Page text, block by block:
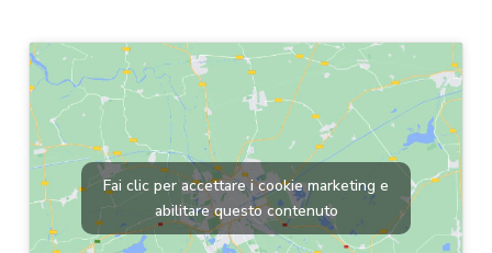
Fai clic per accettare i cookie marketing e
abilitare questo contenuto